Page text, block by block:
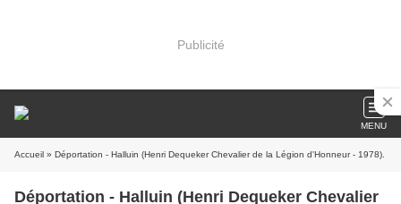
Publicité
MENU
Accueil » Déportation - Halluin (Henri Dequeker Chevalier de la Légion d'Honneur - 1978).
Déportation - Halluin (Henri Dequeker Chevalier